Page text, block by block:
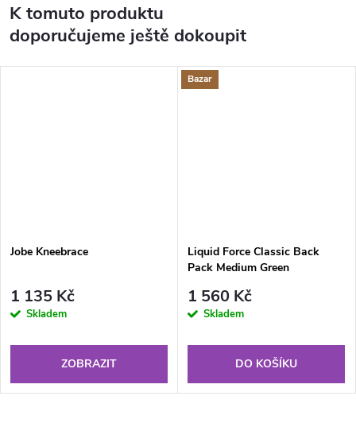
K tomuto produktu
doporučujeme ještě dokoupit
Jobe Kneebrace
1 135 Kč
Skladem
ZOBRAZIT
Bazar
Liquid Force Classic Back
Pack Medium Green
1 560 Kč
Skladem
DO KOŠÍKU